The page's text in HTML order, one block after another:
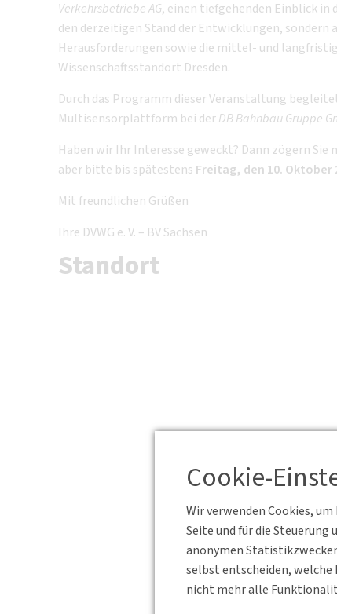
Cookie-
Wir verwenden Cookies,
Seite und für die
anonymen
selbst entscheiden,
nicht mehr alle
Verkehrsbetriebe AG, einen tiefgehenden Einblick in
den derzeitigen Stand der Entwicklungen,
Herausforderungen sowie die mittel- und
Wissenschaftsstandort Dresden.
Durch das Programm dieser Veranstaltung
Multisensorplattform bei derDB Bahnbau Gruppe
Haben wir Ihr Interesse geweckt? Dann zögern
aber bitte bis spätestens Freitag, den 10. Oktober
Mit freundlichen Grüßen
Ihre DVWG e. V. – BV Sachsen
Standort